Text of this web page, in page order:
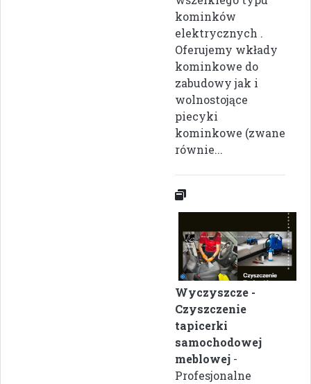
kominków
elektrycznych .
Oferujemy wkłady
kominkowe do
zabudowy jak i
wolnostojące
piecyki
kominkowe (zwane
równie...
Wyczyszcze -
Czyszczenie
tapicerki
samochodowej
meblowej -
Profesjonalne